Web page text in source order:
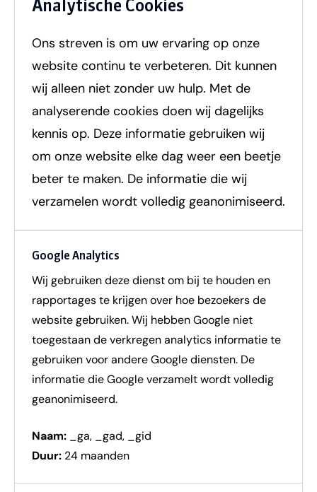
Analytische Cookies
Ons streven is om uw ervaring op onze
website continu te verbeteren. Dit kunnen
wij alleen niet zonder uw hulp. Met de
analyserende cookies doen wij dagelijks
kennis op. Deze informatie gebruiken wij
om onze website elke dag weer een beetje
beter te maken. De informatie die wij
verzamelen wordt volledig geanonimiseerd.
Google Analytics
Wij gebruiken deze dienst om bij te houden en
rapportages te krijgen over hoe bezoekers de
website gebruiken. Wij hebben Google niet
toegestaan de verkregen analytics informatie te
gebruiken voor andere Google diensten. De
informatie die Google verzamelt wordt volledig
geanonimiseerd.
Naam: _ga, _gad, _gid
Duur: 24 maanden